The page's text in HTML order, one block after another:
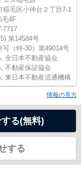
稲毛区小仲台２丁目7-1
毛4F
7717
第14584号
可（特-30）第49014号
全日本不動産協会
不動産保証協会
東日本不動産流通機構
情報の見方
る(無料)
する